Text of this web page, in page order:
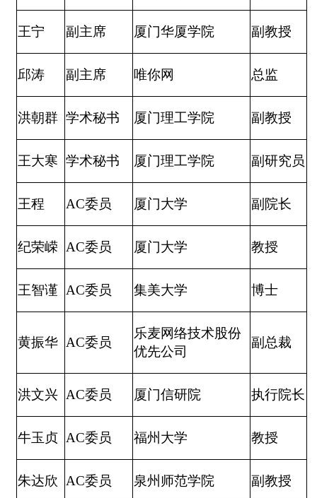
王宁 副主席 厦门华厦学院 副教授
邱涛 副主席 唯你网 总监
洪朝群 学术秘书 厦门理工学院 副教授
王大寒 学术秘书 厦门理工学院 副研究员
王程 AC委员 厦门大学 副院长
纪荣嵘 AC委员 厦门大学 教授
王智谨 AC委员 集美大学 博士
黄振华 AC委员
乐麦网络技术股份
优先公司
副总裁
洪文兴 AC委员 厦门信研院 执行院长
牛玉贞 AC委员 福州大学 教授
朱达欣 AC委员 泉州师范学院 副教授